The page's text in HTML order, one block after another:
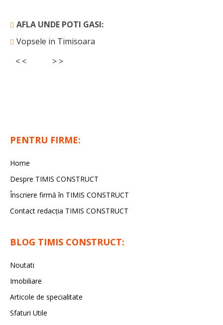
AFLA UNDE POTI GASI:
Vopsele in Timisoara
< <
> >
PENTRU FIRME:
Home
Despre TIMIS CONSTRUCT
Înscriere firmă în TIMIS CONSTRUCT
Contact redacția TIMIS CONSTRUCT
BLOG TIMIS CONSTRUCT:
Noutati
Imobiliare
Articole de specialitate
Sfaturi Utile